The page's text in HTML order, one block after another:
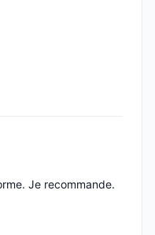
Je recommande.